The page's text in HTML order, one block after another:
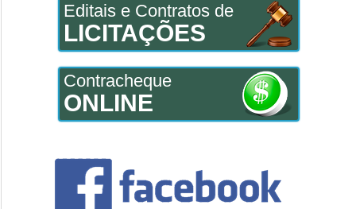
Editais e Contratos de
LICITAÇÕES
Contracheque
ONLINE